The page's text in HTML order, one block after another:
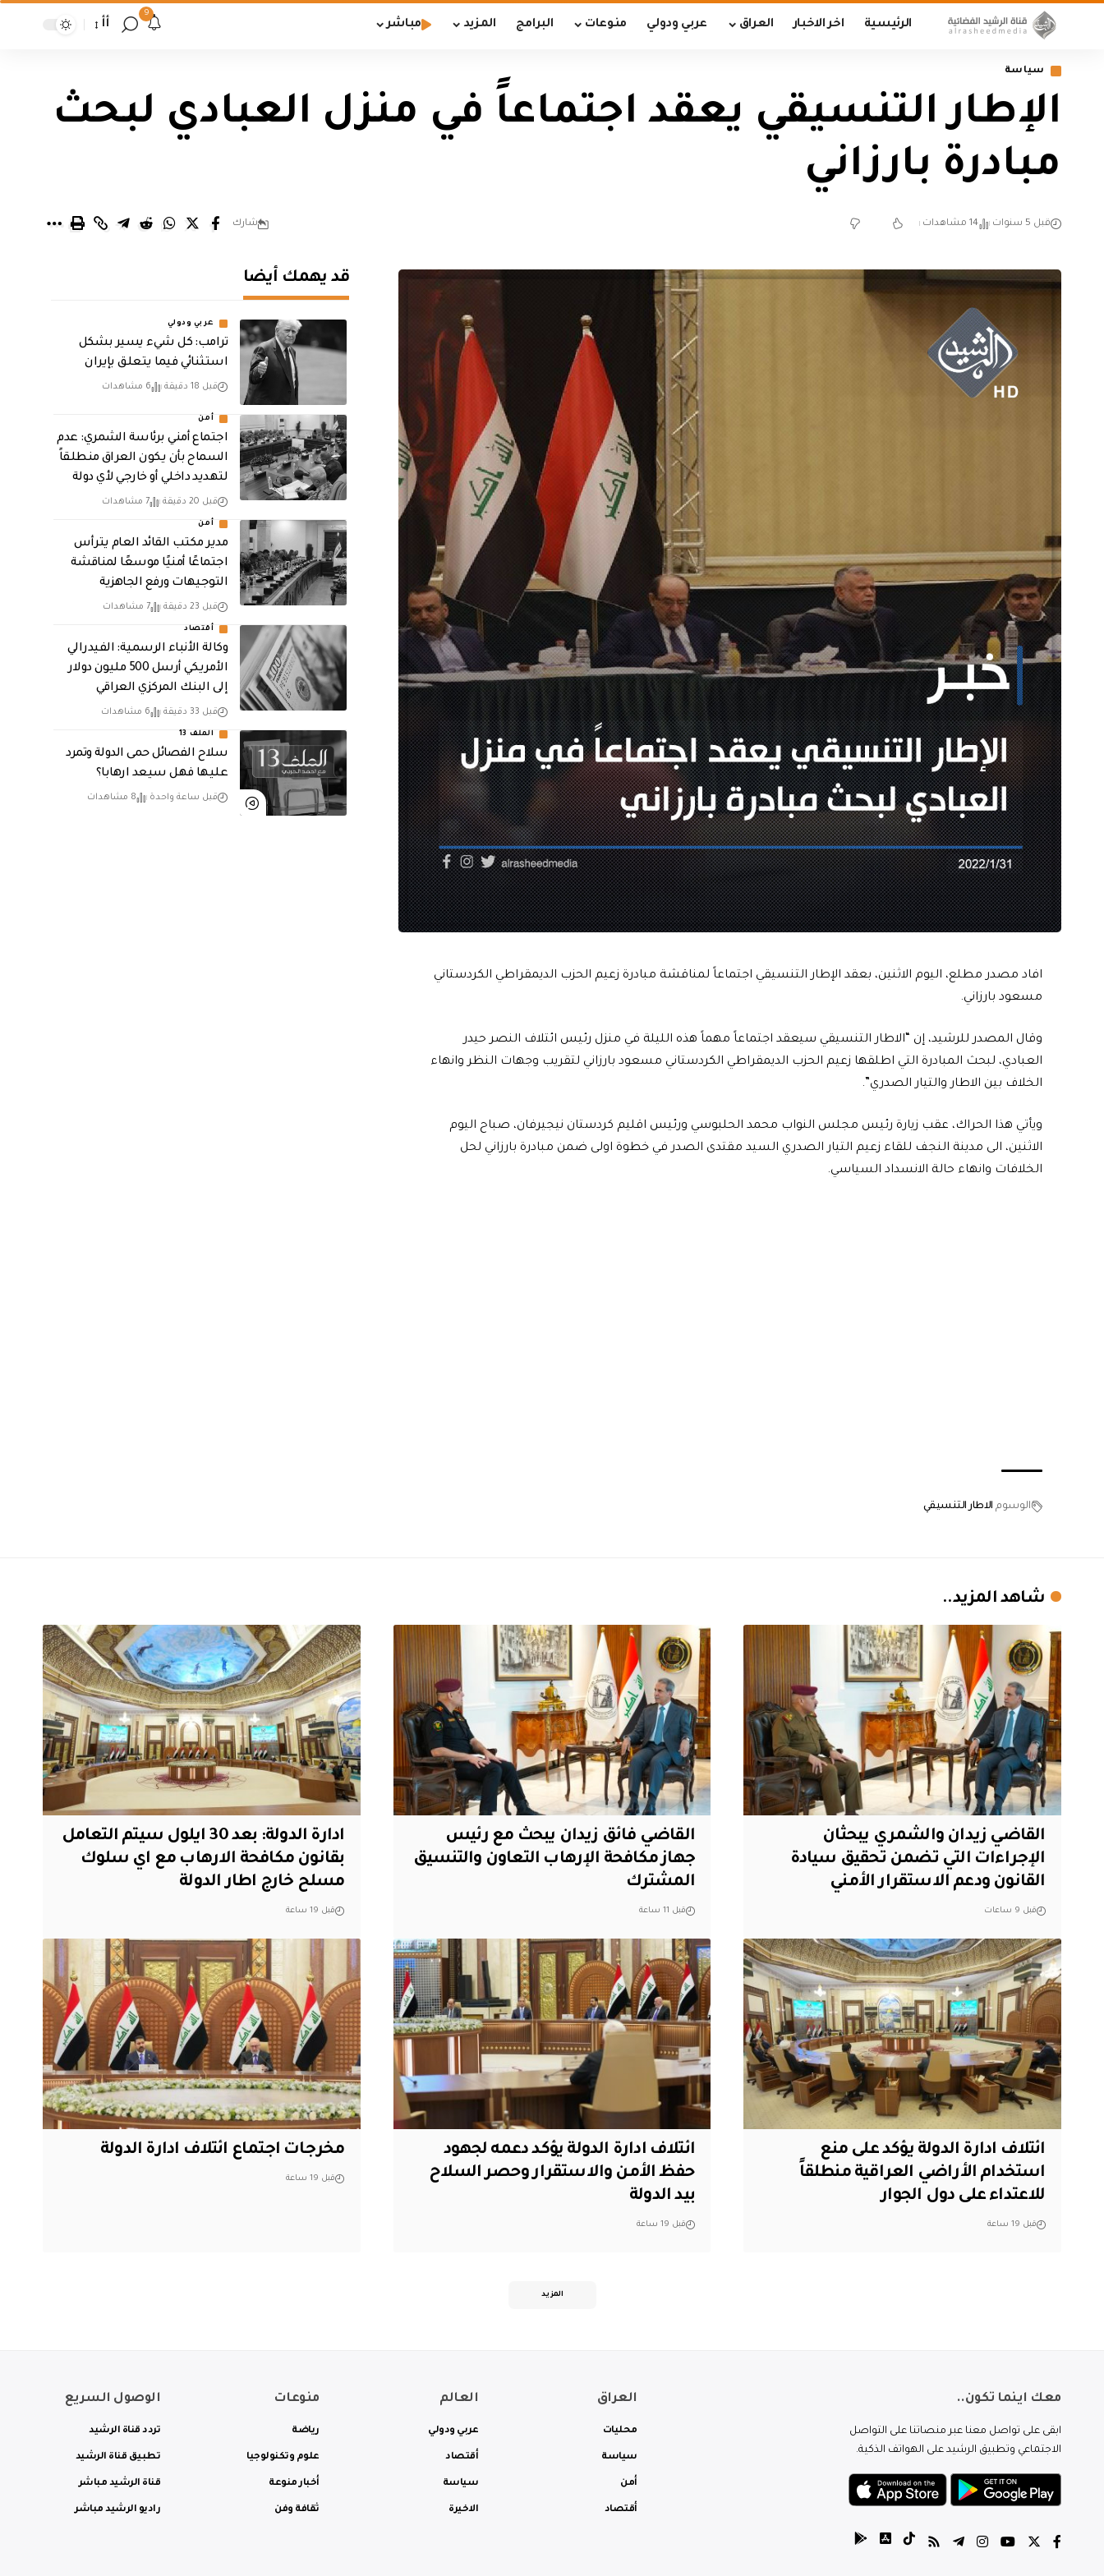
الرئيسية اخر الاخبار العراق عربي ودولي منوعات البرامج المزيد مباشر
9
أأ
سياسة
الإطار التنسيقي يعقد اجتماعاً في منزل العبادي لبحث
مبادرة بارزاني
قبل 5 سنوات 14 مشاهدات شارك
افاد مصدر مطلع، اليوم الاثنين، بعقد الإطار التنسيقي اجتماعاً لمناقشة مبادرة زعيم الحزب الديمقراطي الكردستاني
مسعود بارزاني.
وقال المصدر للرشيد، إن “الاطار التنسيقي سيعقد اجتماعاً مهماً هذه الليلة في منزل رئيس ائتلاف النصر حيدر
العبادي، لبحث المبادرة التي اطلقها زعيم الحزب الديمقراطي الكردستاني مسعود بارزاني لتقريب وجهات النظر وانهاء
الخلاف بين الاطار والتيار الصدري”.
ويأتي هذا الحراك، عقب زيارة رئيس مجلس النواب محمد الحلبوسي ورئيس اقليم كردستان نيجيرفان، صباح اليوم
الاثنين، الى مدينة النجف للقاء زعيم التيار الصدري السيد مقتدى الصدر في خطوة اولى ضمن مبادرة بارزاني لحل
الخلافات وانهاء حالة الانسداد السياسي.
الوسوم الاطار التنسيقي
قد يهمك أيضا
عربي ودولي
ترامب: كل شيء يسير بشكل
استثنائي فيما يتعلق بإيران
قبل 18 دقيقة 6 مشاهدات
أمن
اجتماع أمني برئاسة الشمري: عدم
السماح بأن يكون العراق منطلقاً
لتهديد داخلي أو خارجي لأي دولة
قبل 20 دقيقة 7 مشاهدات
أمن
مدير مكتب القائد العام يترأس
اجتماعًا أمنيًا موسعًا لمناقشة
التوجيهات ورفع الجاهزية
قبل 23 دقيقة 7 مشاهدات
أقتصاد
وكالة الأنباء الرسمية: الفيدرالي
الأمريكي أرسل 500 مليون دولار
إلى البنك المركزي العراقي
قبل 33 دقيقة 6 مشاهدات
الملف 13
سلاح الفصائل حمى الدولة وتمرد
عليها فهل سيعد ارهابا؟
قبل ساعة واحدة 8 مشاهدات
شاهد المزيد..
القاضي زيدان والشمري يبحثان
الإجراءات التي تضمن تحقيق سيادة
القانون ودعم الاستقرار الأمني
قبل 9 ساعات
القاضي فائق زيدان يبحث مع رئيس
جهاز مكافحة الإرهاب التعاون والتنسيق
المشترك
قبل 11 ساعة
ادارة الدولة: بعد 30 ايلول سيتم التعامل
بقانون مكافحة الارهاب مع اي سلوك
مسلح خارج اطار الدولة
قبل 19 ساعة
ائتلاف ادارة الدولة يؤكد على منع
استخدام الأراضي العراقية منطلقاً
للاعتداء على دول الجوار
قبل 19 ساعة
ائتلاف ادارة الدولة يؤكد دعمه لجهود
حفظ الأمن والاستقرار وحصر السلاح
بيد الدولة
قبل 19 ساعة
مخرجات اجتماع ائتلاف ادارة الدولة
قبل 19 ساعة
المزيد
معك اينما تكون..
ابقى على تواصل معنا عبر منصاتنا على التواصل
الاجتماعي وتطبيق الرشيد على الهواتف الذكية.
العراق
محليات
سياسة
أمن
أقتصاد
العالم
عربي ودولي
أقتصاد
سياسة
الاخيرة
منوعات
رياضة
علوم وتكنولوجيا
أخبار منوعة
ثقافة وفن
الوصول السريع
تردد قناة الرشيد
تطبيق قناة الرشيد
قناة الرشيد مباشر
راديو الرشيد مباشر